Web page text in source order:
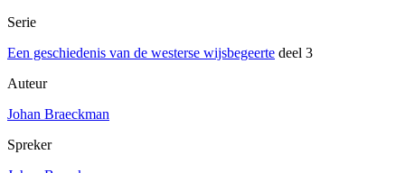
Serie
Een geschiedenis van de westerse wijsbegeerte deel 3
Auteur
Johan Braeckman
Spreker